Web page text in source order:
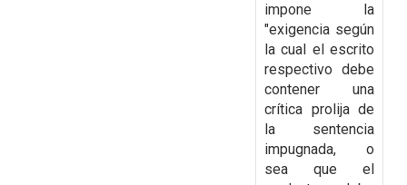
impone la
"exigencia según
la cual el escrito
respectivo debe
contener una
crítica prolija de
la sentencia
impugnada, o
sea que el